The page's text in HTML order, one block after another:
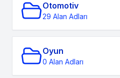
Otomotiv
29 Alan Adları
Oyun
0 Alan Adları